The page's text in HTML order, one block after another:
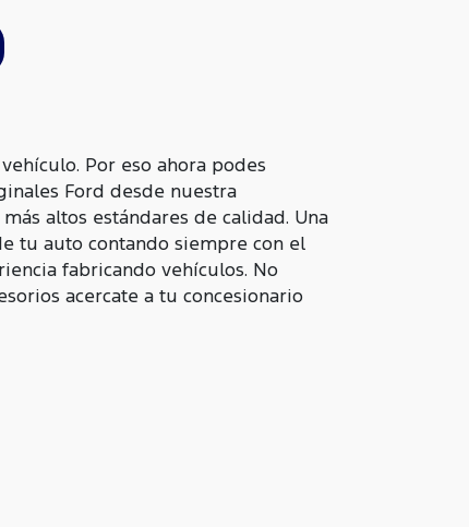
Por eso ahora podes
Ford desde nuestra
altos estándares de calidad. Una
tu auto contando siempre con el
fabricando vehículos. No
acercate a tu concesionario